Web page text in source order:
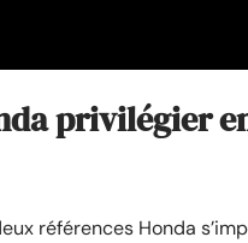
privilégier
références Honda